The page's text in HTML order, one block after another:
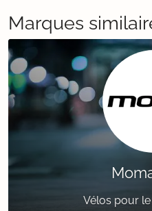
Marques
Vélos pour